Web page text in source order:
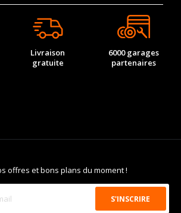
Livraison
gratuite
6000 garages
partenaires
offres et bons plans du moment !